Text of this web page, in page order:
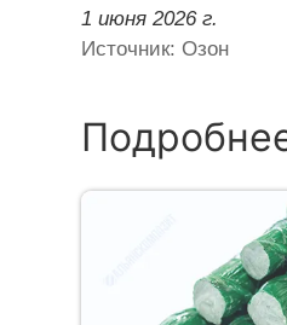
1 июня 2026 г.
Источник: Озон